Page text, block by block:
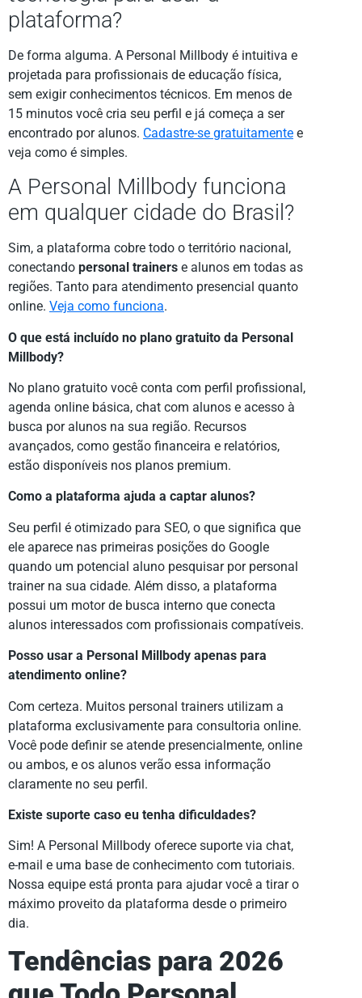
plataforma?
De forma alguma. A Personal Millbody é intuitiva e
projetada para profissionais de educação física,
sem exigir conhecimentos técnicos. Em menos de
15 minutos você cria seu perfil e já começa a ser
encontrado por alunos. Cadastre-se gratuitamente e
veja como é simples.
A Personal Millbody funciona
em qualquer cidade do Brasil?
Sim, a plataforma cobre todo o território nacional,
conectando personal trainers e alunos em todas as
regiões. Tanto para atendimento presencial quanto
online. Veja como funciona.
O que está incluído no plano gratuito da Personal
Millbody?
No plano gratuito você conta com perfil profissional,
agenda online básica, chat com alunos e acesso à
busca por alunos na sua região. Recursos
avançados, como gestão financeira e relatórios,
estão disponíveis nos planos premium.
Como a plataforma ajuda a captar alunos?
Seu perfil é otimizado para SEO, o que significa que
ele aparece nas primeiras posições do Google
quando um potencial aluno pesquisar por personal
trainer na sua cidade. Além disso, a plataforma
possui um motor de busca interno que conecta
alunos interessados com profissionais compatíveis.
Posso usar a Personal Millbody apenas para
atendimento online?
Com certeza. Muitos personal trainers utilizam a
plataforma exclusivamente para consultoria online.
Você pode definir se atende presencialmente, online
ou ambos, e os alunos verão essa informação
claramente no seu perfil.
Existe suporte caso eu tenha dificuldades?
Sim! A Personal Millbody oferece suporte via chat,
e-mail e uma base de conhecimento com tutoriais.
Nossa equipe está pronta para ajudar você a tirar o
máximo proveito da plataforma desde o primeiro
dia.
Tendências para 2026